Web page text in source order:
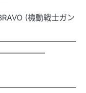
(機動戦士ガン